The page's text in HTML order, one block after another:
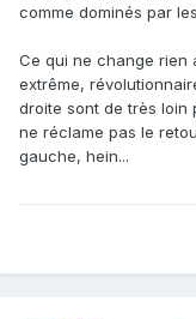
comme dominés par
Ce qui ne change rien
extrême,
droite sont de très loin
ne réclame pas le
gauche, hein...